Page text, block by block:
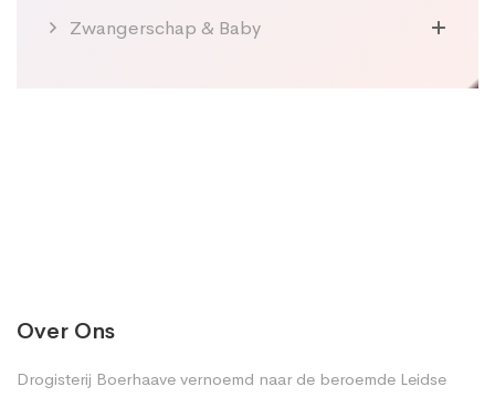
Zwangerschap & Baby
Over Ons
Drogisterij Boerhaave vernoemd naar de beroemde Leidse